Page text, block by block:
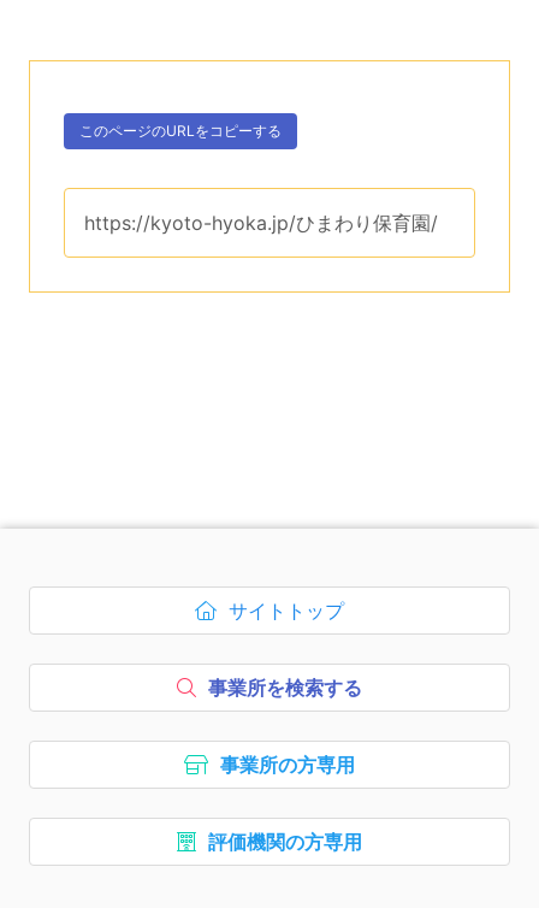
ボタン、
このページのURLをコピーする
。
このページのURLは、
https://kyoto-hyoka.jp/ひまわり保育園/
次のコンテンツはページのフ
ボタン1、
サイトトップ
を開く
ボタン2、
事業所を検索する
ボタン3、
事業所の方専用
ボタン4、
評価機関の方専用